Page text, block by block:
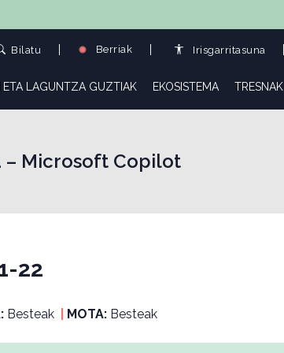
Bilatu Berriak Irisgarritasuna
ETA LAGUNTZA GUZTIAK EKOSISTEMA TRESNAK
– Microsoft Copilot
22
Besteak MOTA:Besteak